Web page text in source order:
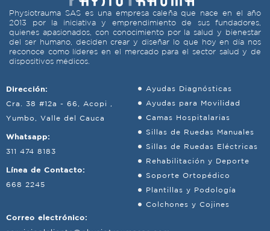
Physiotrauma SAS es una empresa caleña que nace en el año
2013 por la iniciativa y emprendimiento de sus fundadores,
quienes apasionados, con conocimiento por la salud y bienestar
del ser humano, deciden crear y diseñar lo que hoy en día nos
reconoce como líderes en el mercado para el sector salud y de
dispositivos médicos.
Dirección:
Cra. 38 #12a - 66, Acopi ,
Yumbo, Valle del Cauca
Whatsapp:
311 474 8183
Línea de Contacto:
668 2245
Correo electrónico:
Ayudas Diagnósticas
Ayudas para Movilidad
Camas Hospitalarias
Sillas de Ruedas Manuales
Sillas de Ruedas Eléctricas
Rehabilitación y Deporte
Soporte Ortopédico
Plantillas y Podología
Colchones y Cojines